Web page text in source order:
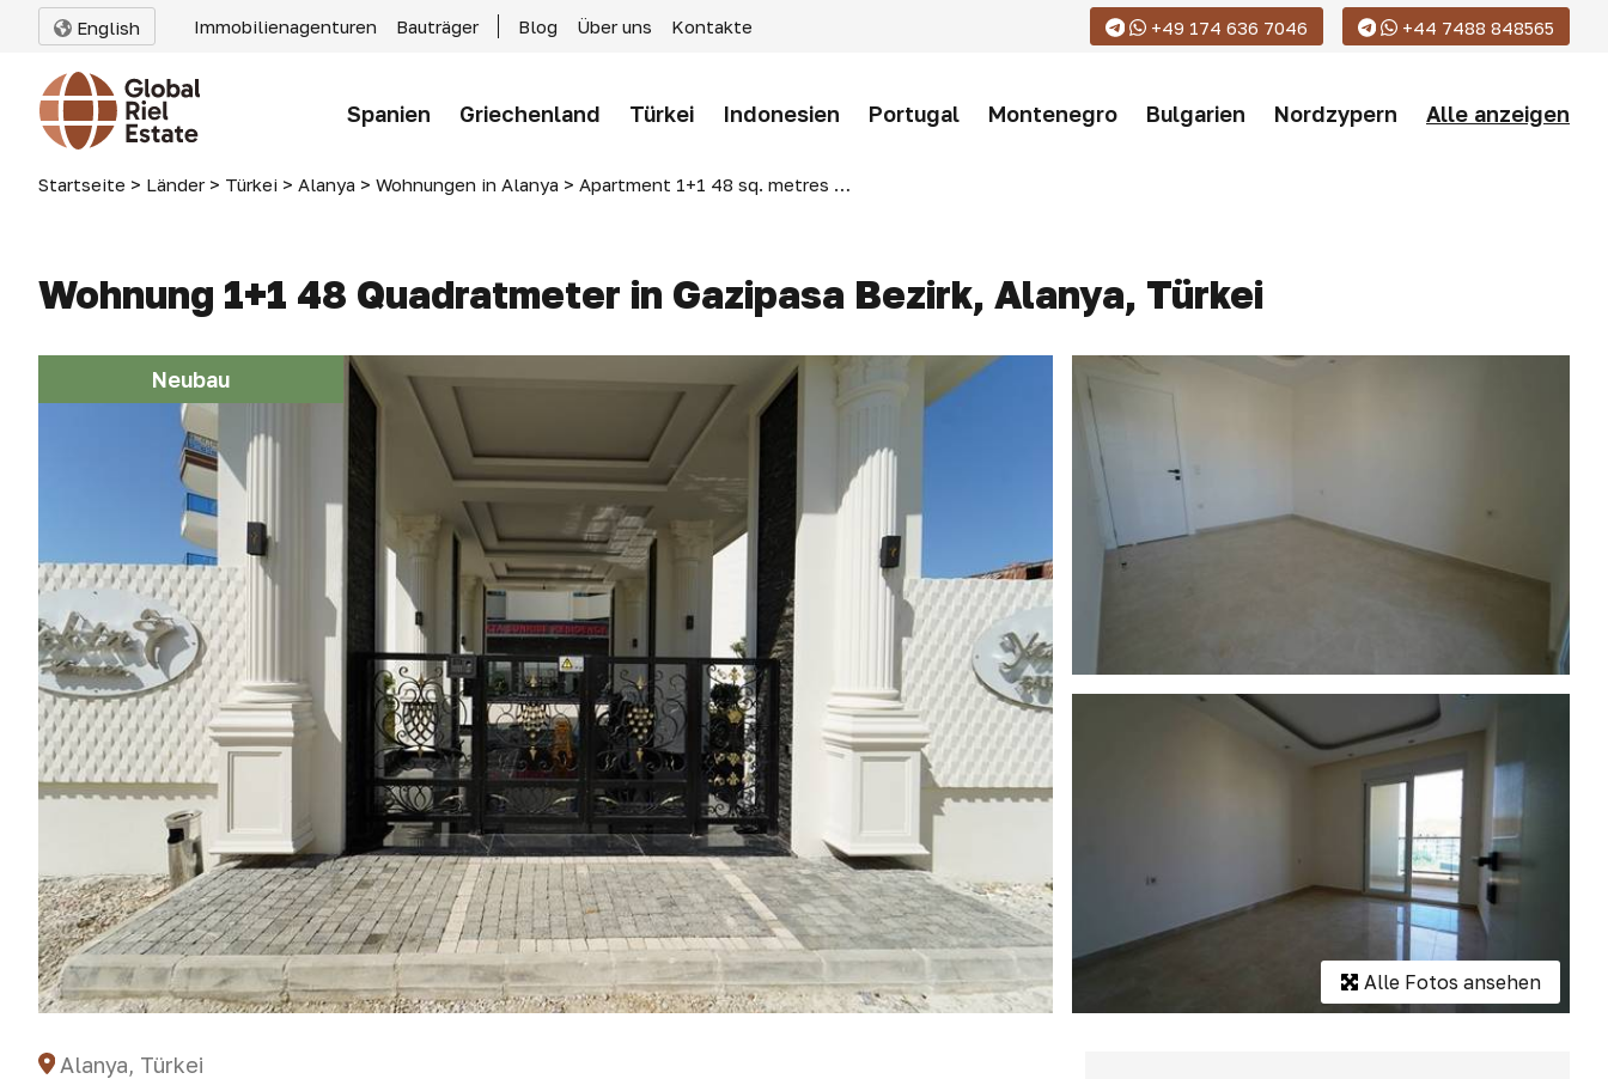
English Immobilienagenturen Bauträger Blog Über uns Kontakte +49 174 636 7046 +44 7488 848565
Spanien Griechenland Türkei Indonesien Portugal Montenegro Bulgarien Nordzypern Alle anzeigen
Startseite > Länder > Türkei > Alanya > Wohnungen in Alanya > Apartment 1+1 48 sq. metres in Gazipasa district, Alanya, Turkey
Wohnung 1+1 48 Quadratmeter in Gazipasa Bezirk, Alanya, Türkei
Neubau
Alle Fotos ansehen
Alanya, Türkei